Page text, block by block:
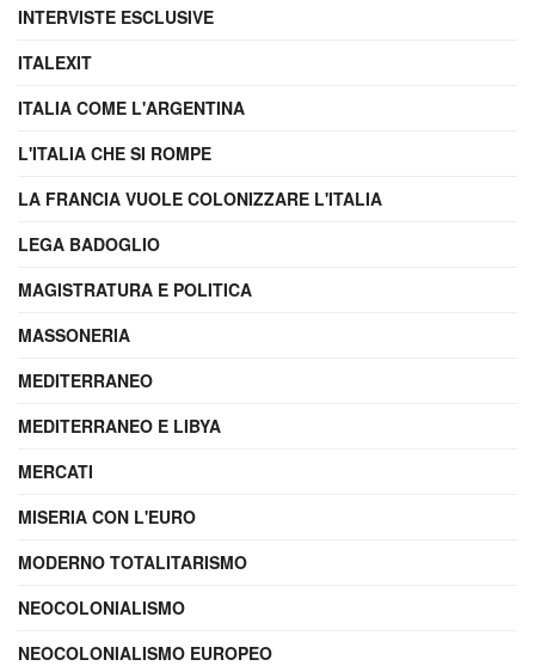
INTERVISTE ESCLUSIVE
ITALEXIT
ITALIA COME L'ARGENTINA
L'ITALIA CHE SI ROMPE
LA FRANCIA VUOLE COLONIZZARE L'ITALIA
LEGA BADOGLIO
MAGISTRATURA E POLITICA
MASSONERIA
MEDITERRANEO
MEDITERRANEO E LIBYA
MERCATI
MISERIA CON L'EURO
MODERNO TOTALITARISMO
NEOCOLONIALISMO
NEOCOLONIALISMO EUROPEO